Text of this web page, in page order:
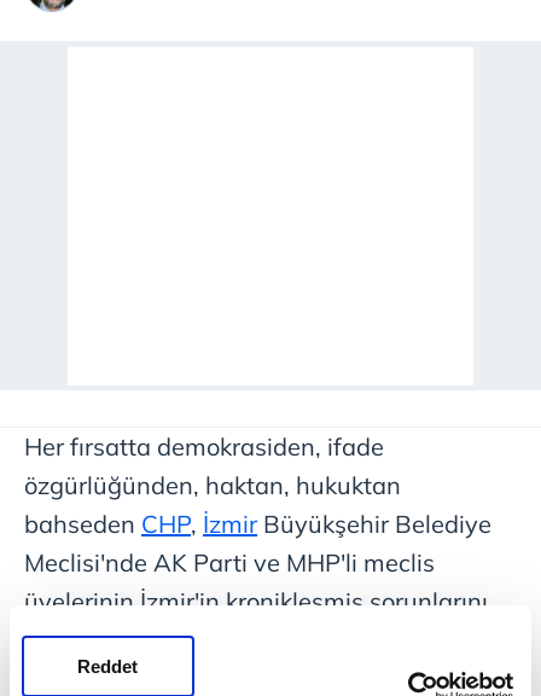
Reddet
Her fırsatta demokrasiden, ifade
özgürlüğünden, haktan, hukuktan
bahseden CHP, İzmirBüyükşehir Belediye
Meclisi'nde AK Parti ve MHP'li meclis
üyelerinin İzmir'in kronikleşmiş sorunlarını
kameralar karşısında kent gündemine
taşımasından rahatsız oldu. İZBB Başkanı